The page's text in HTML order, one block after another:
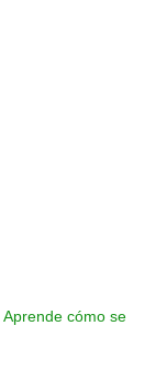
Aprende cómo se